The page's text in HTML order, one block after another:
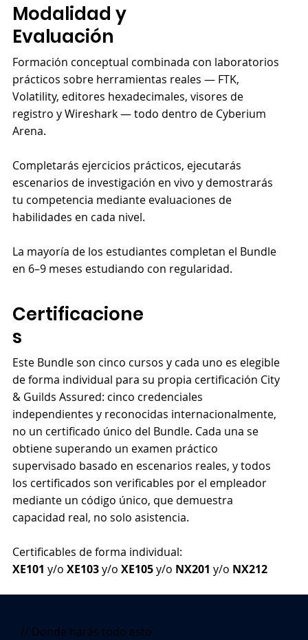
Certificacione
s
Este Bundle son cinco cursos y cada uno es elegible
de forma individual para su propia certificación City
& Guilds Assured: cinco credenciales
independientes y reconocidas internacionalmente,
no un certificado único del Bundle. Cada una se
obtiene superando un examen práctico
supervisado basado en escenarios reales, y todos
los certificados son verificables por el empleador
mediante un código único, que demuestra
capacidad real, no solo asistencia.
Certificables de forma individual:
XE101 y/o XE103y/o XE105y/o NX201 y/o NX212
Modalidad y
Evaluación
Formación conceptual combinada con laboratorios
prácticos sobre herramientas reales — FTK,
Volatility, editores hexadecimales, visores de
registro y Wireshark — todo dentro de Cyberium
Arena.
Completarás ejercicios prácticos, ejecutarás
escenarios de investigación en vivo y demostrarás
tu competencia mediante evaluaciones de
habilidades en cada nivel.
La mayoría de los estudiantes completan el Bundle
en 6–9 meses estudiando con regularidad.
// Donde harás todo esto